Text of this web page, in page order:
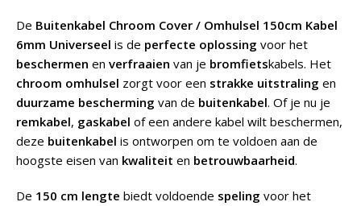
De Buitenkabel Chroom Cover / Omhulsel 150cm Kabel
6mm Universeel is de perfecte oplossing voor het
beschermen en verfraaien van je bromfietskabels. Het
chroom omhulsel zorgt voor een strakke uitstraling en
duurzame bescherming van de buitenkabel. Of je nu je
remkabel, gaskabel of een andere kabel wilt beschermen,
deze buitenkabel is ontworpen om te voldoen aan de
hoogste eisen van kwaliteit en betrouwbaarheid.
De 150 cm lengte biedt voldoende speling voor het